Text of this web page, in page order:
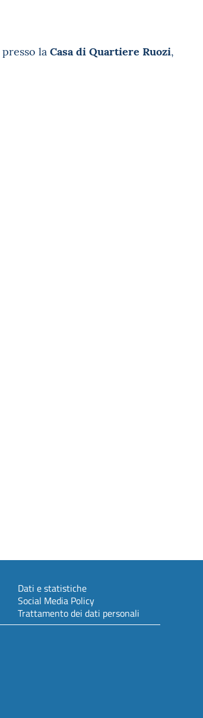
presso la Casa di Quartiere Ruozi,
Dati e statistiche
Social Media Policy
Trattamento dei dati personali